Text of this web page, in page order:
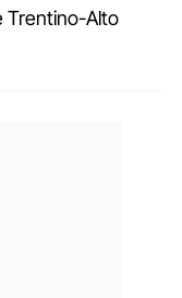
Trentino-Alto